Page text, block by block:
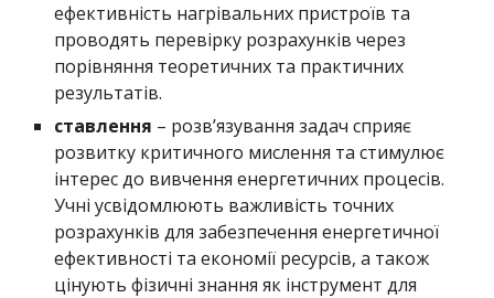
ефективність нагрівальних пристроїв та
проводять перевірку розрахунків через
порівняння теоретичних та практичних
результатів.
ставлення – розв’язування задач сприяє
розвитку критичного мислення та стимулює
інтерес до вивчення енергетичних процесів.
Учні усвідомлюють важливість точних
розрахунків для забезпечення енергетичної
ефективності та економії ресурсів, а також
цінують фізичні знання як інструмент для